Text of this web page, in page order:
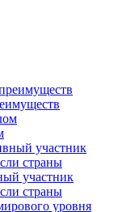
участник
страны